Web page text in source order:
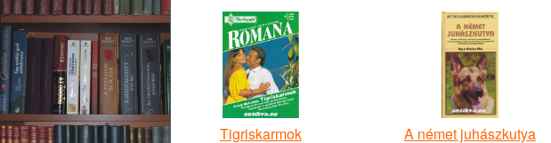
Tigriskarmok A német juhászkutya